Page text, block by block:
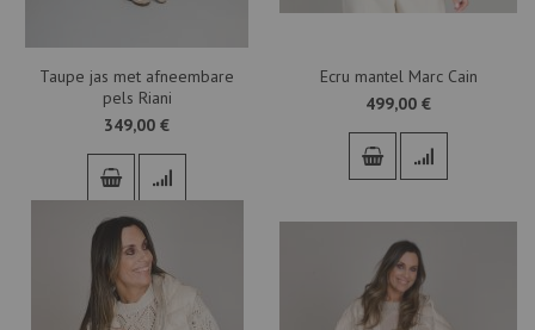
Taupe jas met afneembare
pels Riani
349,00 €
Ecru mantel Marc Cain
499,00 €